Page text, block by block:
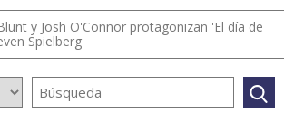
y Josh O'Connor protagonizan 'El día de
Spielberg